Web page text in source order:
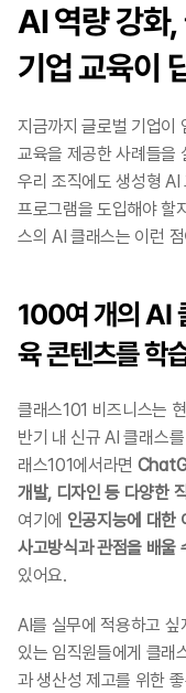
AI 역량 강화
기업 교육이
지금까지 글로벌 기업이
교육을 제공한 사례들을
우리 조직에도 생성형
프로그램을 도입해야 할
스의 AI 클래스는 이런
100여 개의 AI
육 콘텐츠를 학
클래스101 비즈니스는
반기 내 신규 AI 클래스
래스101에서라면
개발, 디자인 등 다양한
여기에 인공지능에 대한
사고방식과 관점을 배울
있어요.
AI를 실무에 적용하고
있는 임직원들에게 클래
과 생산성 제고를 위한